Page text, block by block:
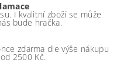
I kvalitní zboží se může
bude hračka.
zdarma dle výše nákupu
2500 Kč.